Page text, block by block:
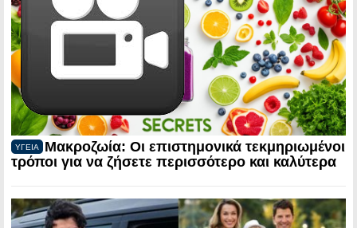
ΥΓΕΙΑ
Μακροζωία: Οι επιστημονικά τεκμηριωμένοι
τρόποι για να ζήσετε περισσότερο και καλύτερα